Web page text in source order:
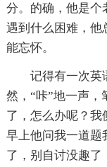
分。的确，他是个
遇到什么困难，他
能忘怀。
记得有一次英
然，“咔”地一声，
了，怎么办呢？我
早上他问我一道题
了，别自讨没趣了